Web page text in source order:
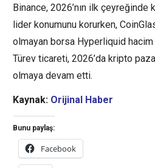
Binance, 2026’nın ilk
lider konumunu korurken,
olmayan borsa Hyperliquid hacim
Türev ticareti, 2026’da kripto
olmaya devam etti.
Kaynak: Orijinal Haber
Bunu paylaş:
Facebook